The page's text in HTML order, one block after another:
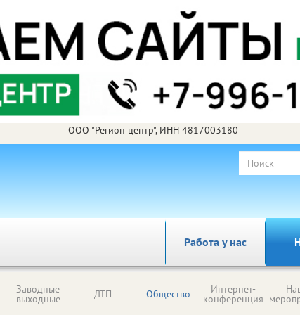
ООО "Регион центр", ИНН 4817003180
Работа у нас
Заводные
выходные ДТП Общество Интернет-
конференция